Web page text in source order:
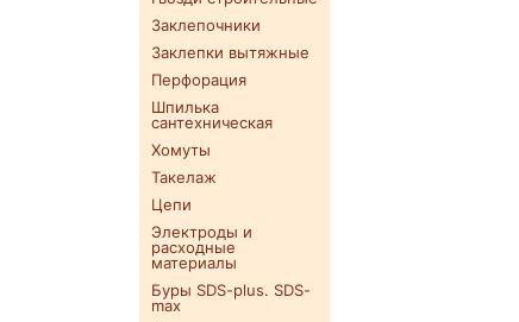
Заклепочники
Заклепки вытяжные
Перфорация
Шпилька
сантехническая
Хомуты
Такелаж
Цепи
Электроды и
расходные
материалы
Буры SDS-plus. SDS-
max